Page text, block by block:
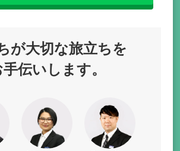
が大切な旅立ちを
手伝いします。